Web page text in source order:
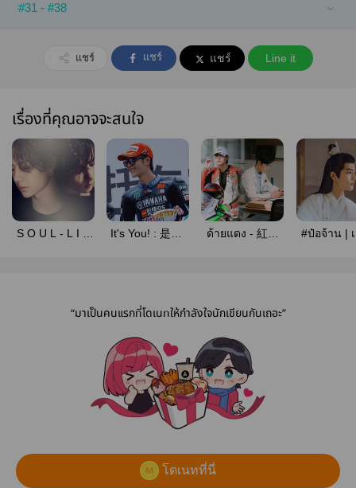
#31 - #38
แชร์ แชร์ แชร์ Line it
เรื่องที่คุณอาจจะสนใจ
S O U L - L I N
It's You! : 是你!
ด้ายแดง - 紅线
#ป๋อจ้าน |
“มาเป็นคนแรกที่โดเนทให้กำลังใจนักเขียนกันเถอะ”
โดเนทที่นี่